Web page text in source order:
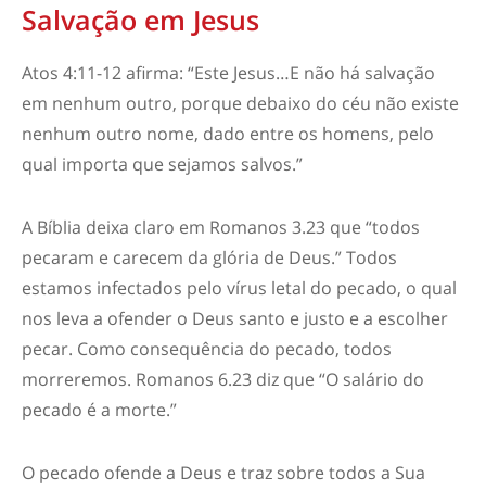
Salvação em Jesus
Atos 4:11-12 afirma: “Este Jesus…E não há salvação
em nenhum outro, porque debaixo do céu não existe
nenhum outro nome, dado entre os homens, pelo
qual importa que sejamos salvos.”
A Bíblia deixa claro em Romanos 3.23 que “todos
pecaram e carecem da glória de Deus.” Todos
estamos infectados pelo vírus letal do pecado, o qual
nos leva a ofender o Deus santo e justo e a escolher
pecar. Como consequência do pecado, todos
morreremos. Romanos 6.23 diz que “O salário do
pecado é a morte.”
O pecado ofende a Deus e traz sobre todos a Sua